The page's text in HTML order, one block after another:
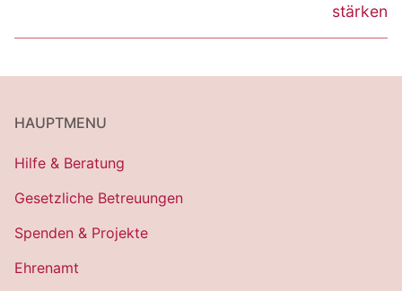
stärken
HAUPTMENU
Hilfe & Beratung
Gesetzliche Betreuungen
Spenden & Projekte
Ehrenamt